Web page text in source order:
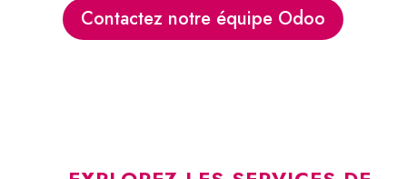
Contactez notre équipe Odoo